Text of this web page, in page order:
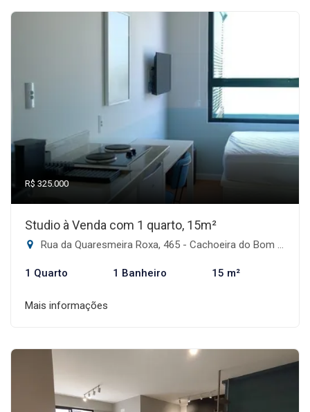
R$ 325.000
Studio à Venda com 1 quarto, 15m²
Rua da Quaresmeira Roxa, 465 - Cachoeira do Bom Jesus, Florianópolis-SC
1 Quarto 1 Banheiro 15 m²
Mais informações